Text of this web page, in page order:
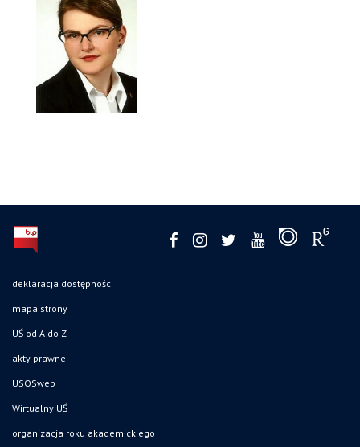
deklaracja dostępności
mapa strony
UŚ od A do Z
akty prawne
USOSweb
Wirtualny UŚ
organizacja roku akademickiego